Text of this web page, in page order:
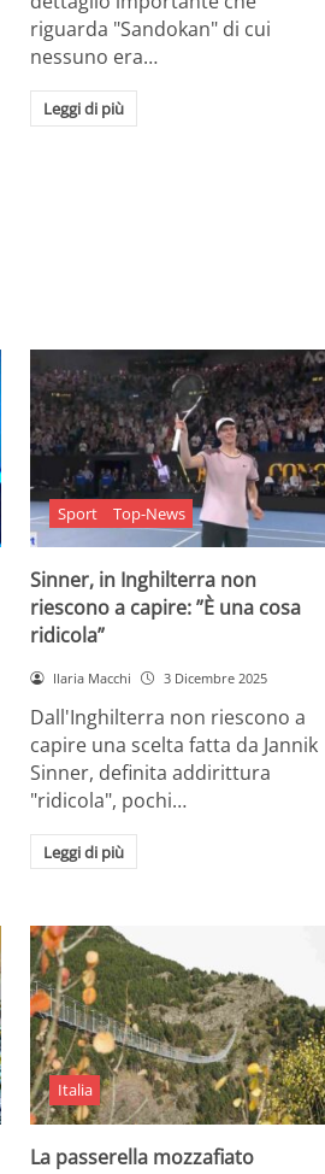
riguarda "Sandokan" di cui
nessuno era…
Leggi di più
Sport Top-News
Sinner, in Inghilterra non
riescono a capire: ”È una cosa
ridicola”
Ilaria Macchi 3 Dicembre 2025
Dall'Inghilterra non riescono a
capire una scelta fatta da Jannik
Sinner, definita addirittura
"ridicola", pochi…
Leggi di più
Italia
La passerella mozzafiato